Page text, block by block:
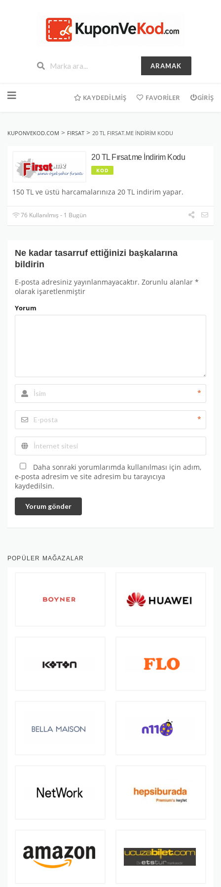
ARAMAK
geç
KAYDEDILMIŞ FAVORILER GIRIŞ
KUPONVEKOD.COM > FIRSAT > 20 TL FIRSAT.ME İNDIRIM KODU
20 TL Fırsat.me İndirim Kodu
KOD
150 TL ve üstü harcamalarınıza 20 TL indirim yapar.
76 Kullanılmış - 1 Bugün
Ne kadar tasarruf ettiğinizi başkalarına
bildirin
E-posta adresiniz yayınlanmayacaktır. Zorunlu alanlar *
olarak işaretlenmiştir
Yorum
*
*
Daha sonraki yorumlarımda kullanılması için adım,
e-posta adresim ve site adresim bu tarayıcıya
kaydedilsin.
Yorum gönder
POPÜLER MAĞAZALAR